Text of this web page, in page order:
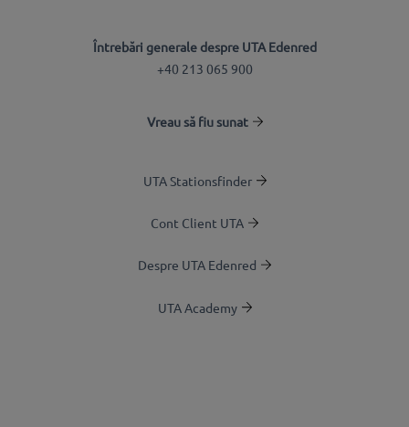
Întrebări generale despre UTA Edenred
+40 213 065 900
Vreau să fiu sunat
UTA Stationsfinder
Cont Client UTA
Despre UTA Edenred
UTA Academy